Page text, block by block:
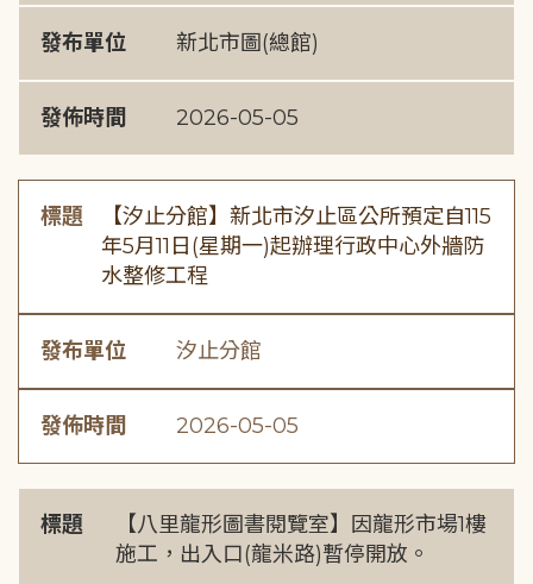
發布單位 新北市圖(總館)
發佈時間 2026-05-05
標題
【汐止分館】新北市汐止區公所預定自115
年5月11日(星期一)起辦理行政中心外牆防
水整修工程
發布單位 汐止分館
發佈時間 2026-05-05
標題
【八里龍形圖書閱覽室】因龍形市場1樓
施工，出入口(龍米路)暫停開放。